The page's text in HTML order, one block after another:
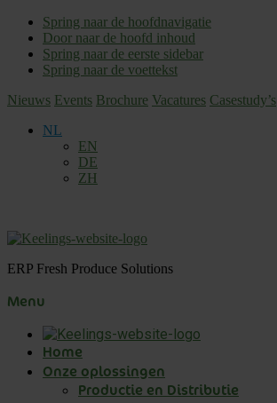
Spring naar de hoofdnavigatie
Door naar de hoofd inhoud
Spring naar de eerste sidebar
Spring naar de voettekst
Nieuws Events Brochure Vacatures Casestudy’s
NL
EN
DE
ZH
ERP Fresh Produce Solutions
Menu
Home
Onze oplossingen
Productie en Distributie